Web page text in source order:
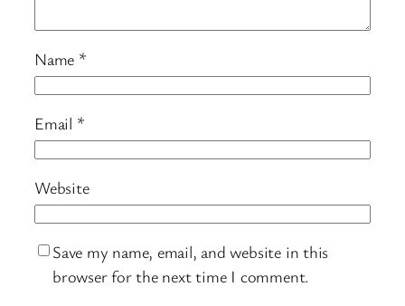
Name *
Email *
Website
Save my name, email, and website in this
browser for the next time I comment.